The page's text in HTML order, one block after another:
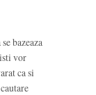
bazeaza
vor
ca si